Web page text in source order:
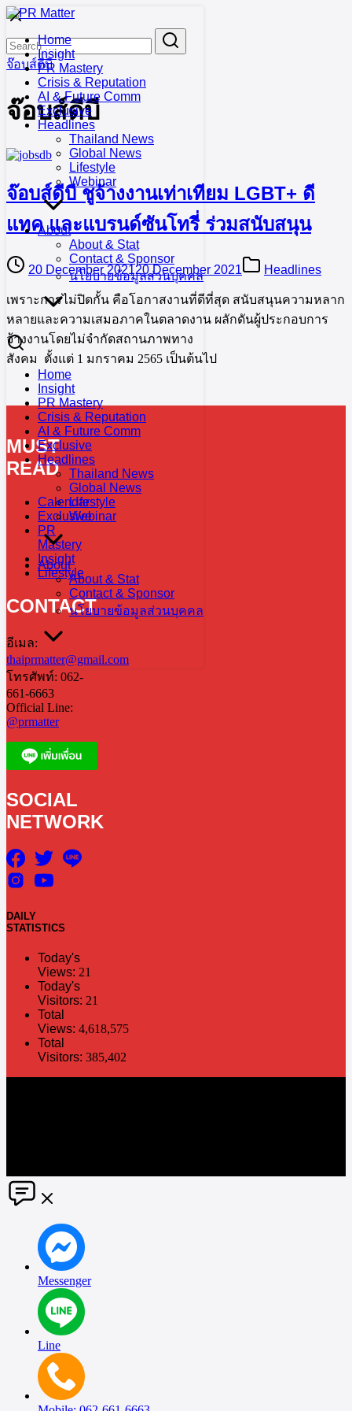
Skip
contentHome
Insight
PR Mastery
Crisis & Reputation
AI & Future Comm
Exclusive
Headlines
Thailand News
Global News
Lifestyle
Webinar
About
About & Stat
Contact & Sponsor
นโยบายข้อมูลส่วนบุคคล
Home
Insight
PR Mastery
Crisis & Reputation
AI & Future Comm
Exclusive
Headlines
Thailand News
Global News
Lifestyle
Webinar
About
About & Stat
Contact & Sponsor
นโยบายข้อมูลส่วนบุคคล
Search
for:
จ๊อบส์ดีบี
จ๊อบส์ดีบี
จ๊อบส์ดีบี ชูจ้างงานเท่าเทียม LGBT+ ดี
แทค และแบรนด์ซันโทรี่ ร่วมสนับสนุน
20 December 202120 December 2021 Headlines
เพราะการไม่ปิดกั้น คือโอกาสงานที่ดีที่สุด สนับสนุนความหลาก
หลายและความเสมอภาคในตลาดงาน ผลักดันผู้ประกอบการ
จ้างงานโดยไม่จำกัดสถานภาพทาง
สังคม ตั้งแต่ 1 มกราคม 2565 เป็นต้นไป
MUST
READ
Calendar
Exclusive
PR
Mastery
Insight
Lifestyle
CONTACT
อีเมล:
thaiprmatter@gmail.com
โทรศัพท์: 062-
661-6663
Official Line:
@prmatter
SOCIAL
NETWORK
DAILY
STATISTICS
Today's
Views: 21
Today's
Visitors: 21
Total
Views: 4,618,575
Total
Visitors: 385,402
Messenger
Line